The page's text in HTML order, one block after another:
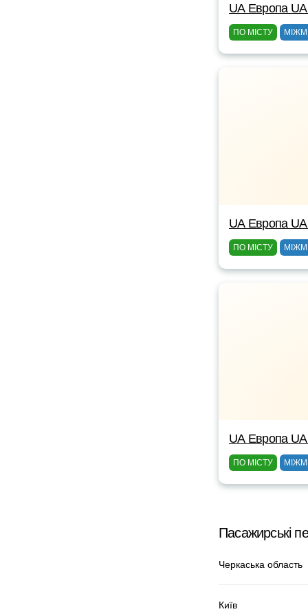
UА Европа
ПО МІСТУ
UА Европа
ПО МІСТУ
UА Европа
ПО МІСТУ
Пасажирські
Черкаська область
Київ